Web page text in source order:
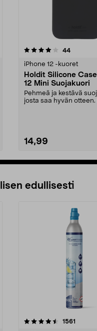
44arvostelut
iPhone 12 -kuoret
Holdit Silicone
12 Mini Suojakuori
Pehmeä ja kestävä
josta saa hyvän otteen.
14,99
4.5 viidestä
edullisesti
1561
4.5viidestä